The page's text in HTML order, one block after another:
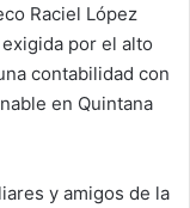
Raciel López
por el alto
contabilidad con
en Quintana
y amigos de la